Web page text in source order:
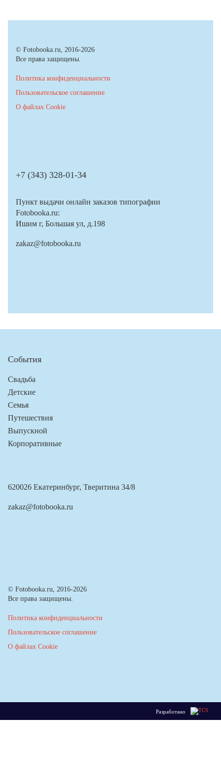
© Fotobooka.ru, 2016-2026
Все права защищены.
Политика конфиденциальности
Пользовательское соглашение
О файлах Cookie
+7 (343) 328-01-34
Пункт выдачи онлайн заказов типографии
Fotobooka.ru:
Ишим г, Большая ул, д.198
zakaz@fotobooka.ru
События
Свадьба
Детские
Семья
Путешествия
Выпускной
Корпоративные
620026 Екатеринбург, Тверитина 34/8
zakaz@fotobooka.ru
© Fotobooka.ru, 2016-2026
Все права защищены.
Политика конфиденциальности
Пользовательское соглашение
О файлах Cookie
Разработано